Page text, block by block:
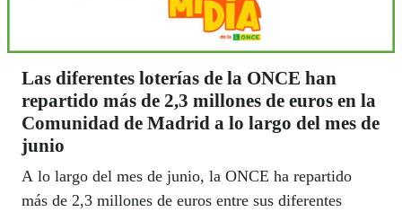
Las diferentes loterías de la ONCE han
repartido más de 2,3 millones de euros en la
Comunidad de Madrid a lo largo del mes de
junio
A lo largo del mes de junio, la ONCE ha repartido
más de 2,3 millones de euros entre sus diferentes